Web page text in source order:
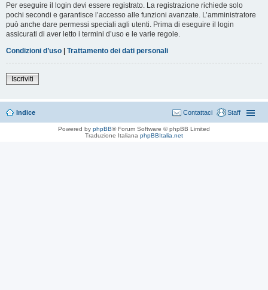
Per eseguire il login devi essere registrato. La registrazione richiede solo
pochi secondi e garantisce l’accesso alle funzioni avanzate. L’amministratore
può anche dare permessi speciali agli utenti. Prima di eseguire il login
assicurati di aver letto i termini d’uso e le varie regole.
Condizioni d’uso | Trattamento dei dati personali
Iscriviti
Indice Staff
Contattaci
Powered by phpBB® Forum Software © phpBB Limited
Traduzione Italiana phpBBItalia.net